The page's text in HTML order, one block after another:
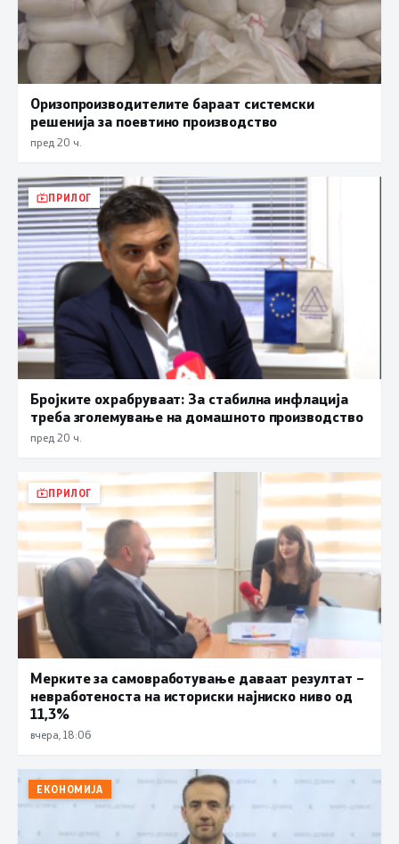
Оризопроизводителите бараат системски
решенија за поевтино производство
пред 20 ч.
ПРИЛОГ
Бројките охрабруваат: За стабилна инфлација
треба зголемување на домашното производство
пред 20 ч.
ПРИЛОГ
Мерките за самовработување даваат резултат –
невработеноста на историски најниско ниво од
11,3%
вчера, 18:06
ЕКОНОМИЈА